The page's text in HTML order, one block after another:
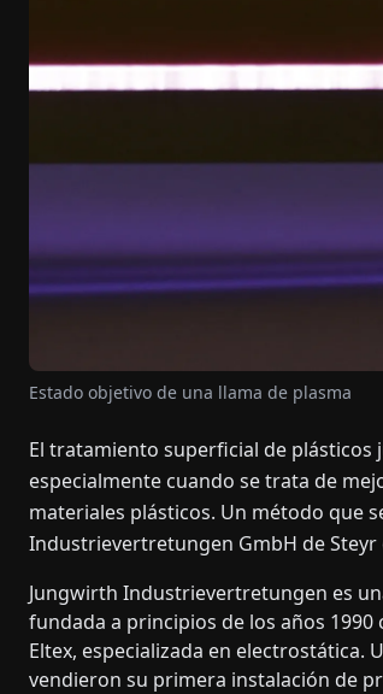
Estado objetivo de una llama de plasma
El tratamiento superficial de plásticos
especialmente cuando se trata de
materiales plásticos. Un método que
Industrievertretungen GmbH de
Jungwirth Industrievertretungen es
fundada a principios de los años
Eltex, especializada en electrostática.
vendieron su primera instalación de